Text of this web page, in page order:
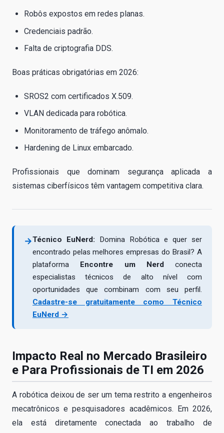
Robôs expostos em redes planas.
Credenciais padrão.
Falta de criptografia DDS.
Boas práticas obrigatórias em 2026:
SROS2 com certificados X.509.
VLAN dedicada para robótica.
Monitoramento de tráfego anômalo.
Hardening de Linux embarcado.
Profissionais que dominam segurança aplicada a
sistemas ciberfísicos têm vantagem competitiva clara.
→Técnico EuNerd: Domina Robótica e quer ser
encontrado pelas melhores empresas do Brasil? A
plataforma Encontre um Nerdconecta
especialistas técnicos de alto nível com
oportunidades que combinam com seu perfil.
Cadastre-se gratuitamente como Técnico
EuNerd →
Impacto Real no Mercado Brasileiro
e Para Profissionais de TI em 2026
A robótica deixou de ser um tema restrito a engenheiros
mecatrônicos e pesquisadores acadêmicos. Em 2026,
ela está diretamente conectada ao trabalho de